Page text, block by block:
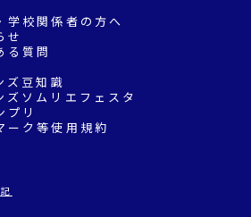
学校関係者の方へ
せ
る質問
ズ豆知識
ズソムリエフェスタ
プリ
ーク等使用規約